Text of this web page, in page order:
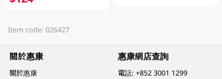
Item code: 026427
關於惠康
關於惠康
惠康網店查詢
電話:+852 3001 1299